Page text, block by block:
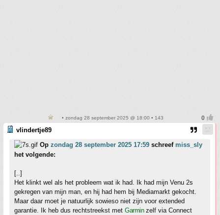
• zondag 28 september 2025 @ 18:00 • 143
vlindertje89
Op zondag 28 september 2025 17:59 schreef miss_sly
het volgende:
[..]
Het klinkt wel als het probleem wat ik had. Ik had mijn Venu 2s
gekregen van mijn man, en hij had hem bij Mediamarkt gekocht.
Maar daar moet je natuurlijk sowieso niet zijn voor extended
garantie. Ik heb dus rechtstreekst met Garminzelf via Connect